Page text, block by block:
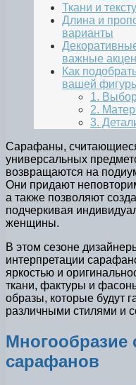
Ткани и
Длина и
варианты
важные
Как
вашей
1.
2.
3.
Сарафаны,
универсальных
возвращаются на
Они придают
а также позволяют
подчеркивая
женщины.
В этом сезоне
интерпретации
яркостью и
ткани, фактуры и
образы, которые будут
различными стилями и
сарафанов